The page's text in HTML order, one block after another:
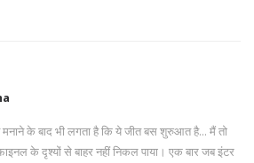
मनाने के बाद भी लगता है कि ये जीत बस शुरुआत है... मैं तो
के दृश्यों से बाहर नहीं निकल पाया। एक बार जब इंटर